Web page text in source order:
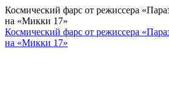
Космический фарс от режиссера
на «Микки 17»
Космический фарс от режиссера
на «Микки 17»